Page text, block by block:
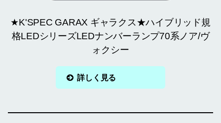
★K'SPEC GARAX ギャラクス★ハイブリッド規
格LEDシリーズLEDナンバーランプ70系ノア/ヴ
ォクシー
詳しく見る